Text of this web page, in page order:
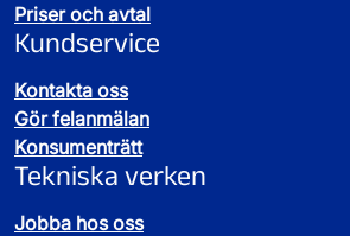
Priser och avtal
Kundservice
Kontakta oss
Gör felanmälan
Konsumenträtt
Tekniska verken
Jobba hos oss